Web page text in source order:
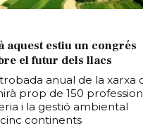
aquest estiu un congrés
el futur dels llacs
anual de la xarxa
prop de 150
i la gestió ambiental
continents